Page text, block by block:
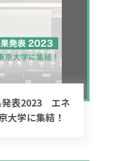
発表2023 エネ
大学に集結！